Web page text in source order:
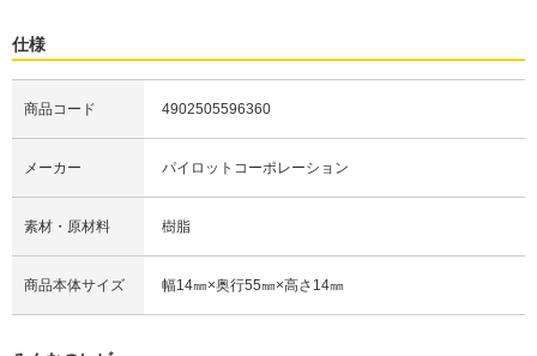
仕様
商品コード 4902505596360
メーカー パイロットコーポレーション
素材・原材料 樹脂
商品本体サイズ 幅14㎜×奥行55㎜×高さ14㎜